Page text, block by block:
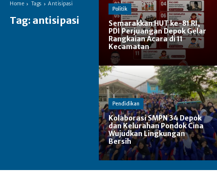
Home Tags Antisipasi
Tag: antisipasi
Politik
Semarakkan HUT ke-81 RI,
PDI Perjuangan Depok Gelar
Rangkaian Acara di 11
Kecamatan
Pendidikan
Kolaborasi SMPN 34 Depok
dan Kelurahan Pondok Cina
Wujudkan Lingkungan
Bersih